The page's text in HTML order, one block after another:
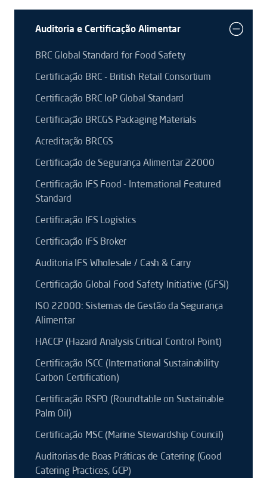
Auditoria e Certificação Alimentar
BRC Global Standard for Food Safety
Certificação BRC - British Retail Consortium
Certificação BRC IoP Global Standard
Certificação BRCGS Packaging Materials
Acreditação BRCGS
Certificação de Segurança Alimentar 22000
Certificação IFS Food - International Featured
Standard
Certificação IFS Logistics
Certificação IFS Broker
Auditoria IFS Wholesale / Cash & Carry
Certificação Global Food Safety Initiative (GFSI)
ISO 22000: Sistemas de Gestão da Segurança
Alimentar
HACCP (Hazard Analysis Critical Control Point)
Certificação ISCC (International Sustainability
Carbon Certification)
Certificação RSPO (Roundtable on Sustainable
Palm Oil)
Certificação MSC (Marine Stewardship Council)
Auditorias de Boas Práticas de Catering (Good
Catering Practices, GCP)